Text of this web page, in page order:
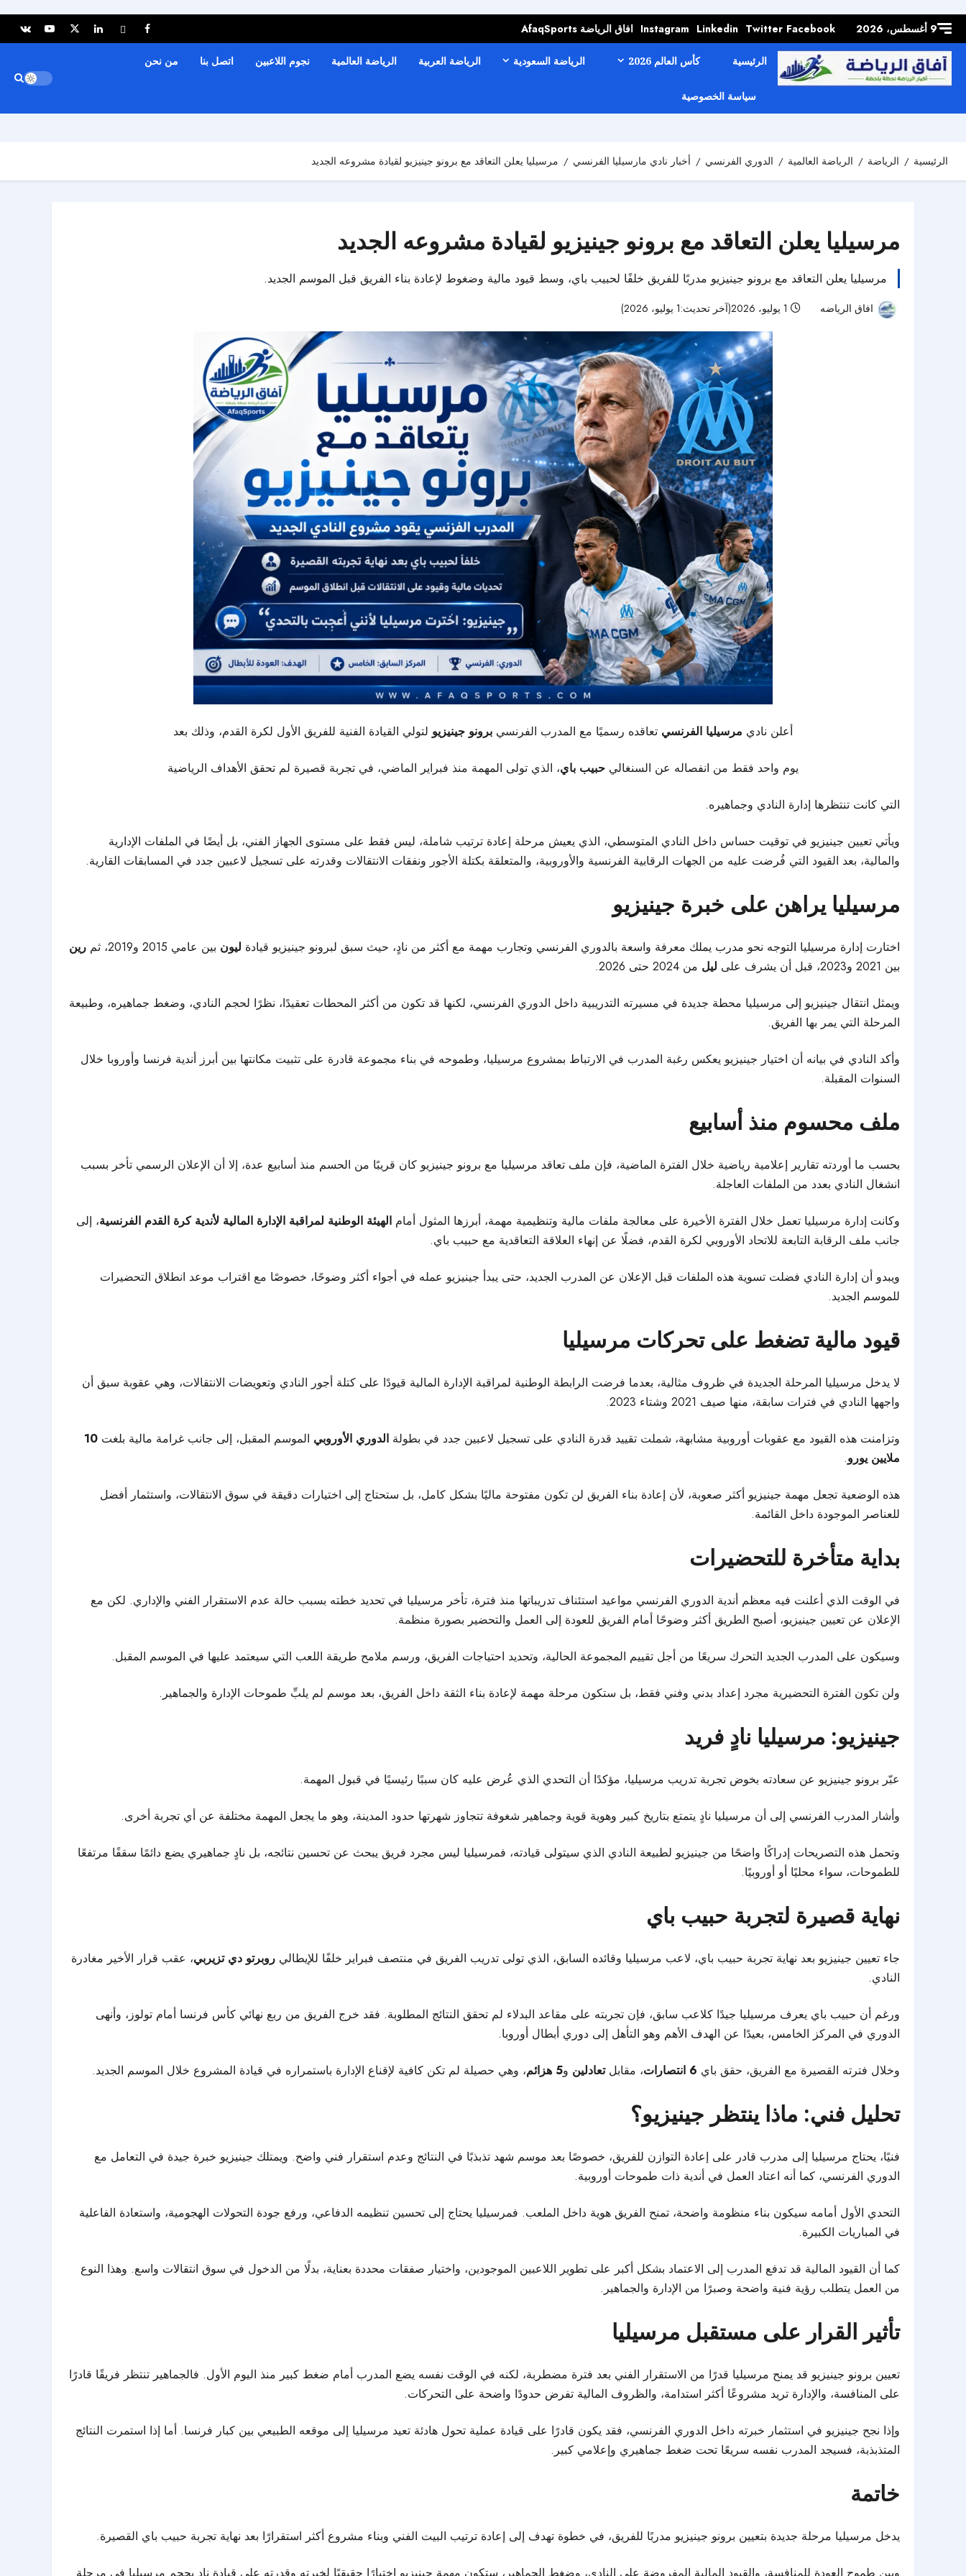
content9 أغسطس، 2026 Facebook
Twitter
Linkedin
Instagram افاق الرياضة AfaqSports
الرئيسية كأس العالم 2026 الرياضة السعودية الرياضة العربية الرياضة العالمية نجوم اللاعبين اتصل بنا من نحن
سياسة الخصوصية
الرئيسية الرياضة الرياضة العالمية الدوري الفرنسي أخبار نادي مارسيليا الفرنسي مرسيليا يعلن التعاقد مع برونو جينيزيو لقيادة مشروعه الجديد
مرسيليا يعلن التعاقد مع برونو جينيزيو لقيادة مشروعه الجديد
مرسيليا يعلن التعاقد مع برونو جينيزيو مدربًا للفريق خلفًا لحبيب باي، وسط قيود مالية وضغوط لإعادة بناء الفريق قبل الموسم الجديد.
افاق الرياضه
أعلن نادي مرسيليا الفرنسي تعاقده رسميًا مع المدرب الفرنسي برونو جينيزيو لتولي القيادة الفنية للفريق الأول لكرة القدم، وذلك بعد
يوم واحد فقط من انفصاله عن السنغالي حبيب باي، الذي تولى المهمة منذ فبراير الماضي، في تجربة قصيرة لم تحقق الأهداف الرياضية
التي كانت تنتظرها إدارة النادي وجماهيره.
ويأتي تعيين جينيزيو في توقيت حساس داخل النادي المتوسطي، الذي يعيش مرحلة إعادة ترتيب شاملة، ليس فقط على مستوى الجهاز الفني، بل أيضًا في الملفات الإدارية
والمالية، بعد القيود التي فُرضت عليه من الجهات الرقابية الفرنسية والأوروبية، والمتعلقة بكتلة الأجور ونفقات الانتقالات وقدرته على تسجيل لاعبين جدد في المسابقات القارية.
مرسيليا يراهن على خبرة جينيزيو
اختارت إدارة مرسيليا التوجه نحو مدرب يملك معرفة واسعة بالدوري الفرنسي وتجارب مهمة مع أكثر من نادٍ، حيث سبق لبرونو جينيزيو قيادة ليون بين عامي 2015 و2019، ثم
رين
بين 2021 و2023، قبل أن يشرف على
ليل من 2024 حتى 2026.
ويمثل انتقال جينيزيو إلى مرسيليا محطة جديدة في مسيرته التدريبية داخل الدوري الفرنسي، لكنها قد تكون من أكثر المحطات تعقيدًا، نظرًا لحجم النادي، وضغط جماهيره، وطبيعة
المرحلة التي يمر بها الفريق.
وأكد النادي في بيانه أن اختيار جينيزيو يعكس رغبة المدرب في الارتباط بمشروع مرسيليا، وطموحه في بناء مجموعة قادرة على تثبيت مكانتها بين أبرز أندية فرنسا وأوروبا خلال
السنوات المقبلة.
ملف محسوم منذ أسابيع
بحسب ما أوردته تقارير إعلامية رياضية خلال الفترة الماضية، فإن ملف تعاقد مرسيليا مع برونو جينيزيو كان قريبًا من الحسم منذ أسابيع عدة، إلا أن الإعلان الرسمي تأخر بسبب
انشغال النادي بعدد من الملفات العاجلة.
وكانت إدارة مرسيليا تعمل خلال الفترة الأخيرة على معالجة ملفات مالية وتنظيمية مهمة، أبرزها المثول أمام الهيئة الوطنية لمراقبة الإدارة المالية لأندية كرة القدم الفرنسية، إلى
جانب ملف الرقابة التابعة للاتحاد الأوروبي لكرة القدم، فضلًا عن إنهاء العلاقة التعاقدية مع حبيب باي.
ويبدو أن إدارة النادي فضلت تسوية هذه الملفات قبل الإعلان عن المدرب الجديد، حتى يبدأ جينيزيو عمله في أجواء أكثر وضوحًا، خصوصًا مع اقتراب موعد انطلاق التحضيرات
للموسم الجديد.
قيود مالية تضغط على تحركات مرسيليا
لا يدخل مرسيليا المرحلة الجديدة في ظروف مثالية، بعدما فرضت الرابطة الوطنية لمراقبة الإدارة المالية قيودًا على كتلة أجور النادي وتعويضات الانتقالات، وهي عقوبة سبق أن
واجهها النادي في فترات سابقة، منها صيف 2021 وشتاء 2023.
وتزامنت هذه القيود مع عقوبات أوروبية مشابهة، شملت تقييد قدرة النادي على تسجيل لاعبين جدد في بطولة الدوري الأوروبي الموسم المقبل، إلى جانب غرامة مالية بلغت 10
ملايين يورو.
هذه الوضعية تجعل مهمة جينيزيو أكثر صعوبة، لأن إعادة بناء الفريق لن تكون مفتوحة ماليًا بشكل كامل، بل ستحتاج إلى اختيارات دقيقة في سوق الانتقالات، واستثمار أفضل
للعناصر الموجودة داخل القائمة.
بداية متأخرة للتحضيرات
في الوقت الذي أعلنت فيه معظم أندية الدوري الفرنسي مواعيد استئناف تدريباتها منذ فترة، تأخر مرسيليا في تحديد خطته بسبب حالة عدم الاستقرار الفني والإداري. لكن مع
الإعلان عن تعيين جينيزيو، أصبح الطريق أكثر وضوحًا أمام الفريق للعودة إلى العمل والتحضير بصورة منظمة.
وسيكون على المدرب الجديد التحرك سريعًا من أجل تقييم المجموعة الحالية، وتحديد احتياجات الفريق، ورسم ملامح طريقة اللعب التي سيعتمد عليها في الموسم المقبل.
ولن تكون الفترة التحضيرية مجرد إعداد بدني وفني فقط، بل ستكون مرحلة مهمة لإعادة بناء الثقة داخل الفريق، بعد موسم لم يلبِّ طموحات الإدارة والجماهير.
جينيزيو: مرسيليا نادٍ فريد
عبّر برونو جينيزيو عن سعادته بخوض تجربة تدريب مرسيليا، مؤكدًا أن التحدي الذي عُرض عليه كان سببًا رئيسيًا في قبول المهمة.
وأشار المدرب الفرنسي إلى أن مرسيليا نادٍ يتمتع بتاريخ كبير وهوية قوية وجماهير شغوفة تتجاوز شهرتها حدود المدينة، وهو ما يجعل المهمة مختلفة عن أي تجربة أخرى.
وتحمل هذه التصريحات إدراكًا واضحًا من جينيزيو لطبيعة النادي الذي سيتولى قيادته، فمرسيليا ليس مجرد فريق يبحث عن تحسين نتائجه، بل نادٍ جماهيري يضع دائمًا سقفًا مرتفعًا
للطموحات، سواء محليًا أو أوروبيًا.
نهاية قصيرة لتجربة حبيب باي
جاء تعيين جينيزيو بعد نهاية تجربة حبيب باي، لاعب مرسيليا وقائده السابق، الذي تولى تدريب الفريق في منتصف فبراير خلفًا للإيطالي روبرتو دي تزيربي، عقب قرار الأخير مغادرة
النادي.
ورغم أن حبيب باي يعرف مرسيليا جيدًا كلاعب سابق، فإن تجربته على مقاعد البدلاء لم تحقق النتائج المطلوبة. فقد خرج الفريق من ربع نهائي كأس فرنسا أمام تولوز، وأنهى
الدوري في المركز الخامس، بعيدًا عن الهدف الأهم وهو التأهل إلى دوري أبطال أوروبا.
وخلال فترته القصيرة مع الفريق، حقق باي 6 انتصارات ، مقابلتعادلين و5 هزائم ، وهي حصيلة لم تكن كافية لإقناع الإدارة باستمراره في قيادة المشروع خلال الموسم الجديد.
تحليل فني: ماذا ينتظر جينيزيو؟
فنيًا، يحتاج مرسيليا إلى مدرب قادر على إعادة التوازن للفريق، خصوصًا بعد موسم شهد تذبذبًا في النتائج وعدم استقرار فني واضح. ويمتلك جينيزيو خبرة جيدة في التعامل مع
الدوري الفرنسي، كما أنه اعتاد العمل في أندية ذات طموحات أوروبية.
التحدي الأول أمامه سيكون بناء منظومة واضحة، تمنح الفريق هوية داخل الملعب. فمرسيليا يحتاج إلى تحسين تنظيمه الدفاعي، ورفع جودة التحولات الهجومية، واستعادة الفاعلية
في المباريات الكبيرة.
كما أن القيود المالية قد تدفع المدرب إلى الاعتماد بشكل أكبر على تطوير اللاعبين الموجودين، واختيار صفقات محددة بعناية، بدلًا من الدخول في سوق انتقالات واسع. وهذا النوع
من العمل يتطلب رؤية فنية واضحة وصبرًا من الإدارة والجماهير.
تأثير القرار على مستقبل مرسيليا
تعيين برونو جينيزيو قد يمنح مرسيليا قدرًا من الاستقرار الفني بعد فترة مضطربة، لكنه في الوقت نفسه يضع المدرب أمام ضغط كبير منذ اليوم الأول. فالجماهير تنتظر فريقًا قادرًا
على المنافسة، والإدارة تريد مشروعًا أكثر استدامة، والظروف المالية تفرض حدودًا واضحة على التحركات.
وإذا نجح جينيزيو في استثمار خبرته داخل الدوري الفرنسي، فقد يكون قادرًا على قيادة عملية تحول هادئة تعيد مرسيليا إلى موقعه الطبيعي بين كبار فرنسا. أما إذا استمرت النتائج
المتذبذبة، فسيجد المدرب نفسه سريعًا تحت ضغط جماهيري وإعلامي كبير.
خاتمة
يدخل مرسيليا مرحلة جديدة بتعيين برونو جينيزيو مدربًا للفريق، في خطوة تهدف إلى إعادة ترتيب البيت الفني وبناء مشروع أكثر استقرارًا بعد نهاية تجربة حبيب باي القصيرة.